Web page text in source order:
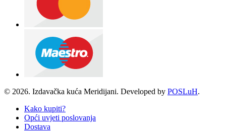
© 2026. Izdavačka kuća Meridijani. Developed by POSLuH.
Kako kupiti?
Opći uvjeti poslovanja
Dostava